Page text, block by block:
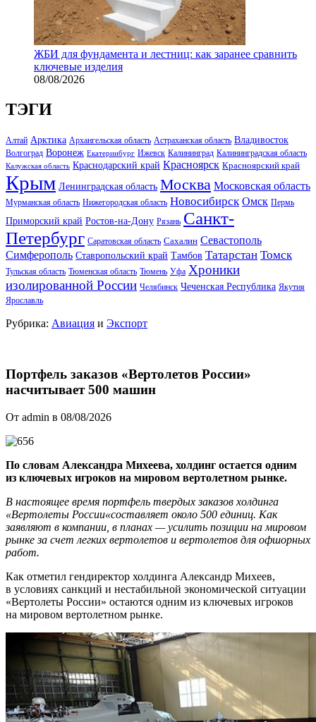
ЖБИ для фундамента и лестниц: как заранее сравнить
ключевые изделия
08/08/2026
ТЭГИ
Алтай Арктика Архангельская область Астраханская область Владивосток
Волгоград Воронеж Екатеринбург Ижевск Калининград Калининградская область
Калужская область Краснодарский край Красноярск Красноярский край
Крым Ленинградская область Москва Московская область
Мурманская область Нижегородская область Новосибирск Омск Пермь
Приморский край Ростов-на-Дону Рязань Санкт-
Петербург Саратовская область Сахалин Севастополь
Симферополь Ставропольский край Тамбов Татарстан Томск
Тульская область Тюменская область Тюмень Уфа Хроники
изолированной России Челябинск Чеченская Республика Якутия
Ярославль
Рубрика: Авиация и Экспорт
Портфель заказов «Вертолетов России»
насчитывает 500 машин
От admin в 08/08/2026
По словам Александра Михеева, холдинг остается одним
из ключевых игроков на мировом вертолетном рынке.
В настоящее время портфель твердых заказов холдинга
«Вертолеты России«составляет около 500 единиц. Как
заявляют в компании, в планах — усилить позиции на мировом
рынке за счет легких вертолетов и вертолетов для офшорных
работ.
Как отметил гендиректор холдинга Александр Михеев,
в условиях санкций и нестабильной экономической ситуации
«Вертолеты России» остаются одним из ключевых игроков
на мировом вертолетном рынке.